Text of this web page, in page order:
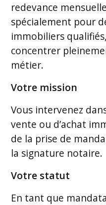
redevance
spécialement pour
immobiliers
concentrer
métier.
Votre mission
Vous intervenez
vente ou d’achat
de la prise de
la signature notaire.
Votre statut
En tant que